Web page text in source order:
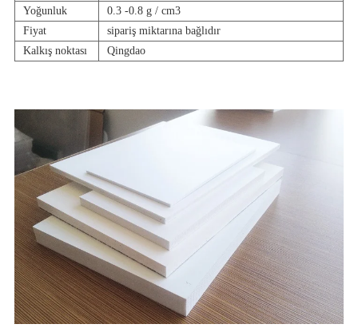
Yoğunluk
0.3 -0.8 g / cm3
Fiyat
sipariş miktarına bağlıdır
Kalkış noktası
Qingdao